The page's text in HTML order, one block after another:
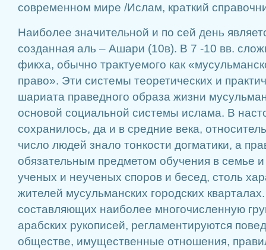
современном мире /Ислам, краткий
Наиболее значительной и по сей день
созданная аль – Ашари (10в). В 7 -10 вв.
фикха, обычно трактуемого как
право». Эти системы теоретических и
шариата праведного образа жизни
основой социальной системы ислама. В
сохранилось, да и в средние века,
число людей знало тонкости догматики, а
обязательным предметом обучения в семье
ученых и неученых споров и бесед, столь
жителей мусульманских городских
составляющих наиболее многочисленную
арабских рукописей, регламентируются
обществе, имущественные отношения,